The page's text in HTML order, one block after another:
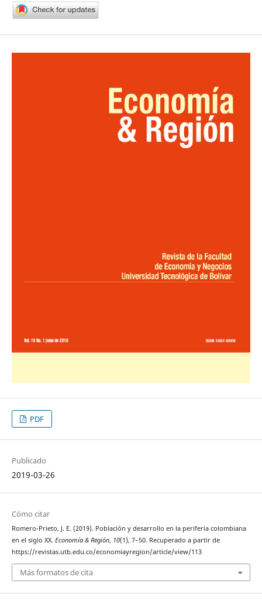
PDF
Publicado
2019-03-26
Cómo citar
Romero-Prieto, J. E. (2019). Población y desarrollo en la periferia colombiana
en el siglo XX. Economía & Región, 10(1), 7–50. Recuperado a partir de
https://revistas.utb.edu.co/economiayregion/article/view/113
Más formatos de cita